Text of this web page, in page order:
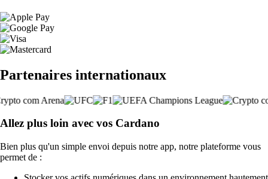
Partenaires internationaux
Allez plus loin avec vos Cardano
Bien plus qu'un simple envoi depuis notre app, notre plateforme vous
permet de :